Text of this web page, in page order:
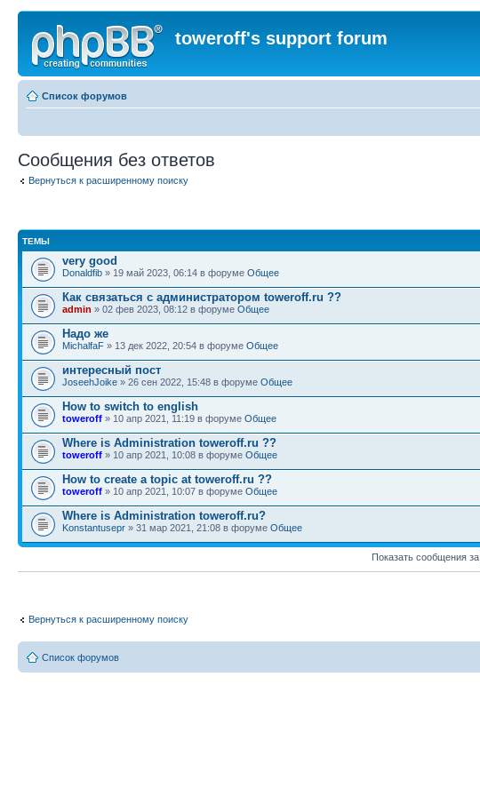
toweroff's support forum
Список форумов
Сообщения без ответов
Вернуться к расширенному поиску
ТЕМЫ
very good
Donaldfib » 19 май 2023, 06:14 в форуме Общее
Как связаться с администратором toweroff.ru ??
admin » 02 фев 2023, 08:12 в форуме Общее
Надо же
MichalfaF » 13 дек 2022, 20:54 в форуме Общее
интересный пост
JoseehJoike » 26 сен 2022, 15:48 в форуме Общее
How to switch to english
toweroff » 10 апр 2021, 11:19 в форуме Общее
Where is Administration toweroff.ru ??
toweroff » 10 апр 2021, 10:08 в форуме Общее
How to create a topic at toweroff.ru ??
toweroff » 10 апр 2021, 10:07 в форуме Общее
Where is Administration toweroff.ru?
Konstantusepr » 31 мар 2021, 21:08 в форуме Общее
Показать сообщения за
Вернуться к расширенному поиску
Список форумов